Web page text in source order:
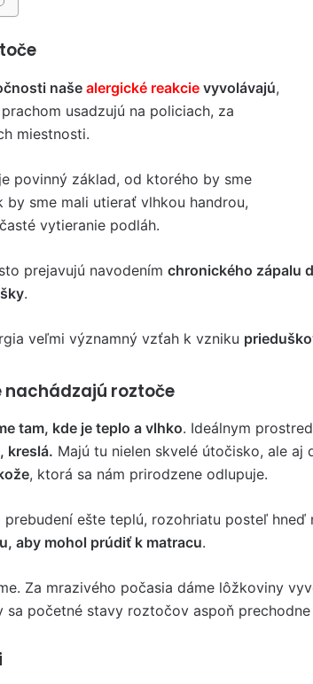
naše alergické reakcie vyvolávajú,
usadzujú na policiach, za
miestnosti.
povinný základ, od ktorého by sme
by sme mali utierať vlhkou handrou,
vytieranie podláh.
prejavujú navodením chronického zápalu
.
veľmi významný vzťah k vzniku
nachádzajú roztoče
tam, kde je teplo a vlhko. Ideálnym
kreslá. Majú tu nielen skvelé útočisko, ale aj
, ktorá sa nám prirodzene odlupuje.
ešte teplú, rozohriatu posteľ hneď
aby mohol prúdiť k matracu.
Za mrazivého počasia dáme lôžkoviny
sa početné stavy roztočov aspoň